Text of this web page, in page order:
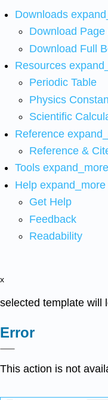
Downloads
Download Page
Download Full
Resources
Periodic Table
Physics
Scientific
Reference
Reference &
Tools expand_more
Help expand_more
Get Help
Feedback
Readability
x
selected template will
Error
This action is not